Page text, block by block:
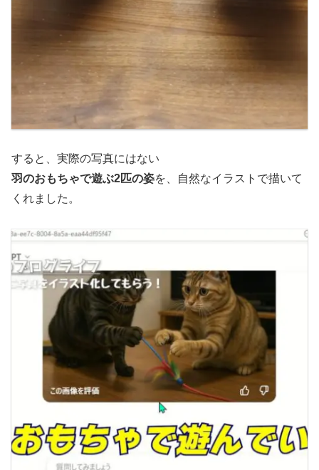
すると、実際の写真にはない
羽のおもちゃで遊ぶ2匹の姿を、自然なイラストで描いて
くれました。